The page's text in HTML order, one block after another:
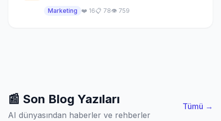
Marketing ❤️ 16📋 78👁️ 759
📰 Son Blog Yazıları
AI dünyasından haberler ve rehberler
Tümü →